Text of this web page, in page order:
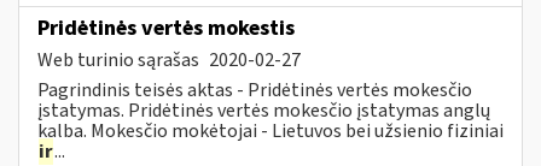
Pridėtinės vertės mokestis
Web turinio sąrašas 2020-02-27
Pagrindinis teisės aktas - Pridėtinės vertės mokesčio
įstatymas. Pridėtinės vertės mokesčio įstatymas anglų
kalba. Mokesčio mokėtojai - Lietuvos bei užsienio fiziniai
ir...